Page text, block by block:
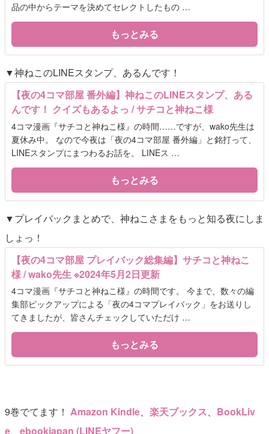
品の中からテーマを決めてセレクトしたもの …
もっとみる
▼神ねこのLINEスタンプ、あるんです！
【夜の4コマ部屋 番外編】神ねこのLINEスタンプ、ある
んです！ クイズもあるよっ / サチコと神ねこ様
4コマ漫画『サチコと神ねこ様』の時間……ですが、wako先生は
夏休み中。 なので今夜は「夜の4コマ部屋 番外編」と銘打って、
LINEスタンプにまつわるお話を。 LINEス …
もっとみる
▼プレイバックまとめで、神ねこさまをもっと知る夜にしま
しょっ！
【夜の4コマ部屋 プレイバック総集編】サチコと神ねこ
様 / wako先生 ※2024年5月2日更新
4コマ漫画『サチコと神ねこ様』の時間です。 今まで、数々の編
集部ピックアップによる「夜の4コマプレイバック」をお送りし
てきましたが、皆さんチェックしていただけ …
もっとみる
9巻でてます！ Amazon Kindle、 楽天ブックス、 BookLiv
e、 ebookjapan (LINEヤフー)